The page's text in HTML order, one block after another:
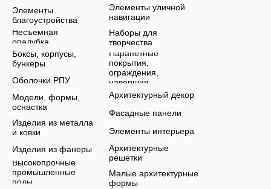
Малые архитектурные
формы
Архитектурные
решетки
Элементы интерьера
Фасадные панели
Архитектурный декор
Парапетные
покрытия,
ограждения,
навершия
Наборы для
творчества
Элементы уличной
навигации
Высокопрочные
промышленные
полы
Изделия из фанеры
Изделия из металла
и ковки
Модели, формы,
оснастка
Оболочки РПУ
Боксы, корпусы,
бункеры
Несъемная
опалубка
Элементы
благоустройства